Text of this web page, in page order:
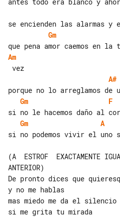
Gm
Am
A#
Gm
F
Gm
A
si no podemos vivir el uno
(A  ESTROF  EXACTAMENTE
ANTERIOR)
De pronto dices que
y no me hablas
mas miedo me da el silencio
si me grita tu mirada